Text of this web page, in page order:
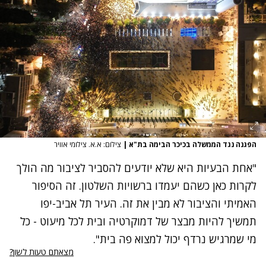
הפגנה נגד הממשלה בכיכר הבימה בת"א | צילום: א.א. צילומי אוויר
"אחת הבעיות היא שלא יודעים להסביר לציבור מה הולך
לקרות כאן כשהם יעמדו ברשויות השלטון. זה הסיפור
האמיתי והציבור לא מבין את זה. העיר תל אביב-יפו
תמשיך להיות מבצר של דמוקרטיה ובית לכל מיעוט - כל
מי שמרגיש נרדף יכול למצוא פה בית".
מצאתם טעות לשון?